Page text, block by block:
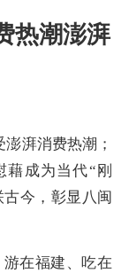
热潮澎湃
湃消费热潮；
成为当代“刚
今，彰显八闽
在福建、吃在